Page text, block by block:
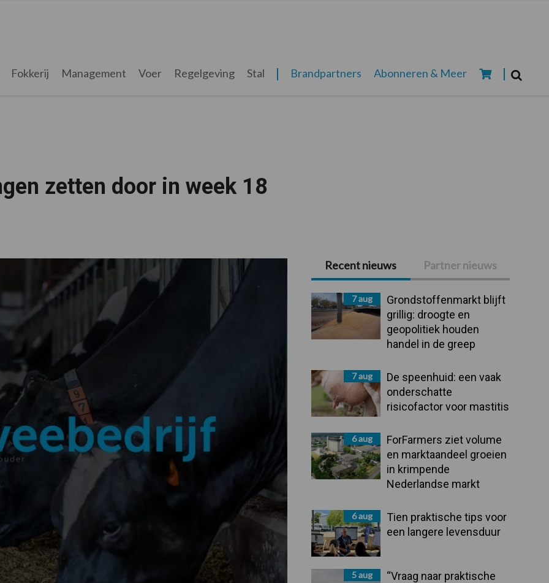
Fokkerij Management Voer Regelgeving Stal Brandpartners Abonneren & Meer
zetten door in week 18
Primaire
Sidebar
Recent nieuws Partner nieuws
7 aug
Grondstoffenmarkt blijft
grillig: droogte en
geopolitiek houden
handel in de greep
7 aug
De speenhuid: een vaak
onderschatte
risicofactor voor mastitis
6 aug
ForFarmers ziet volume
en marktaandeel groeien
in krimpende
Nederlandse markt
6 aug
Tien praktische tips voor
een langere levensduur
5 aug
“Vraag naar praktische